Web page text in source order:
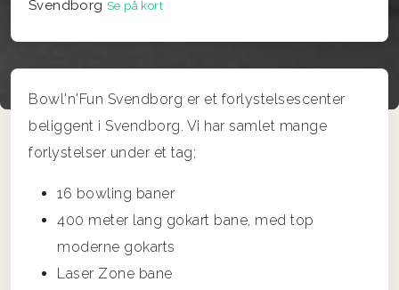
Svendborg Se på kort
Bowl'n'Fun Svendborg er et forlystelsescenter
beliggent i Svendborg. Vi har samlet mange
forlystelser under et tag;
16 bowling baner
400 meter lang gokart bane, med top
moderne gokarts
Laser Zone bane